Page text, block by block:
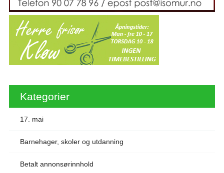
Kategorier
17. mai
Barnehager, skoler og utdanning
Betalt annonsørinnhold